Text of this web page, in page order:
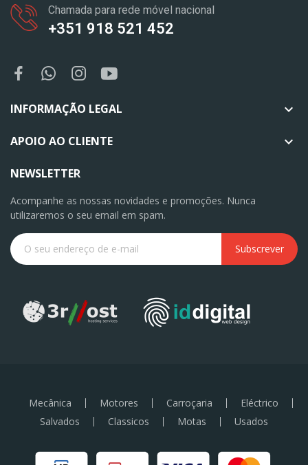
Chamada para rede móvel nacional
+351 918 521 452
INFORMAÇÃO LEGAL 
APOIO AO CLIENTE 
NEWSLETTER
Acompanhe as nossas novidades e promoções. Nunca
utilizaremos o seu email em spam.
Subscrever
Mecânica Motores Carroçaria
Eléctrico
Salvados
Classicos Motas Usados